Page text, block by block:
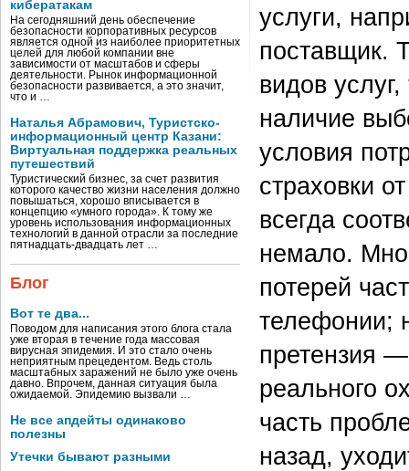
кибератакам
На сегодняшний день обеспечение
безопасности корпоративных ресурсов
является одной из наиболее приоритетных
целей для любой компании вне
зависимости от масштабов и сферы
деятельности. Рынок информационной
безопасности развивается, а это значит,
что и …
Наталья Абрамович, Туристско-
информационный центр Казани:
Виртуальная поддержка реальных
путешествий
Туристический бизнес, за счет развития
которого качество жизни населения должно
повышаться, хорошо вписывается в
концепцию «умного города». К тому же
уровень использования информационных
технологий в данной отрасли за последние
пятнадцать-двадцать лет …
Блог
Вот те два...
Поводом для написания этого блога стала
уже вторая в течение года массовая
вирусная эпидемия. И это стало очень
неприятным прецедентом. Ведь столь
масштабных заражений не было уже очень
давно. Впрочем, данная ситуация была
ожидаемой. Эпидемию вызвали …
Не все апдейты одинаково
полезны
Утечки бывают разными
услуги,
поставщик.
видов
наличие
условия
страховки
всегда
немало.
потерей
телефонии;
претензия —
реального
часть
назад,